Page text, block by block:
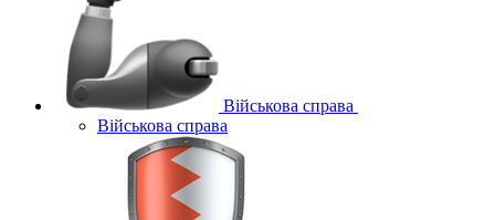
Військова справа
Військова справа